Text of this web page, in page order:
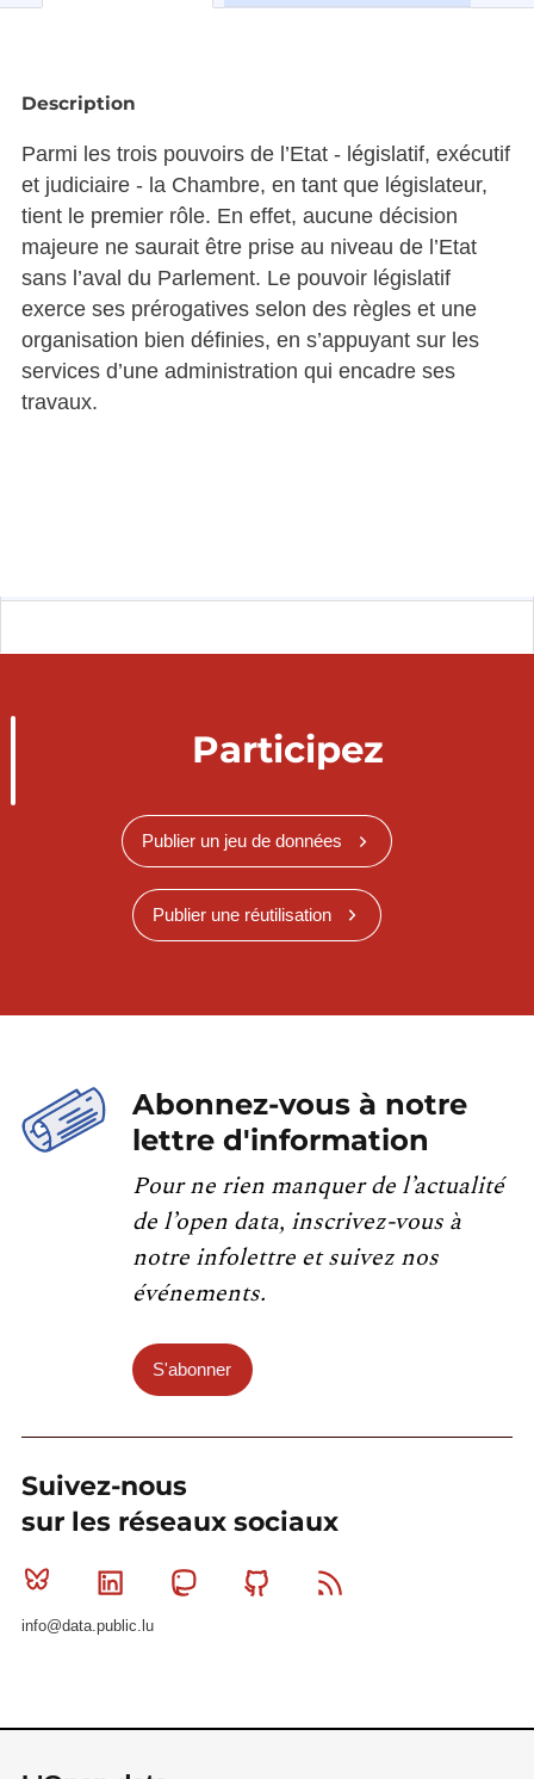
Description
Parmi les trois pouvoirs de l’Etat - législatif, exécutif
et judiciaire - la Chambre, en tant que législateur,
tient le premier rôle. En effet, aucune décision
majeure ne saurait être prise au niveau de l’Etat
sans l’aval du Parlement. Le pouvoir législatif
exerce ses prérogatives selon des règles et une
organisation bien définies, en s’appuyant sur les
services d’une administration qui encadre ses
travaux.
Participez
Publier un jeu de données
Publier une réutilisation
Abonnez-vous à notre
lettre d'information
Pour ne rien manquer de l’actualité
de l’open data, inscrivez-vous à
notre infolettre et suivez nos
événements.
S'abonner
Suivez-nous
sur les réseaux sociaux
Bluesky Linkedin MastodonGithub
info@data.public.lu